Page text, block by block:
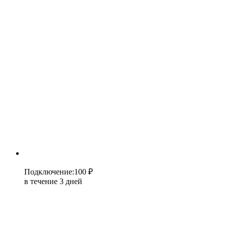
Подключение:100 ₽
в течение 3 дней